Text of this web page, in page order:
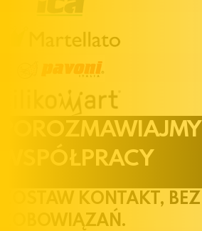
POROZMAWIAJMY
WSPÓŁPRACY
ZOSTAW KONTAKT, BEZ
ZOBOWIĄZAŃ.